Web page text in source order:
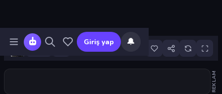
Giriş yap 🔔
36
REKLAM